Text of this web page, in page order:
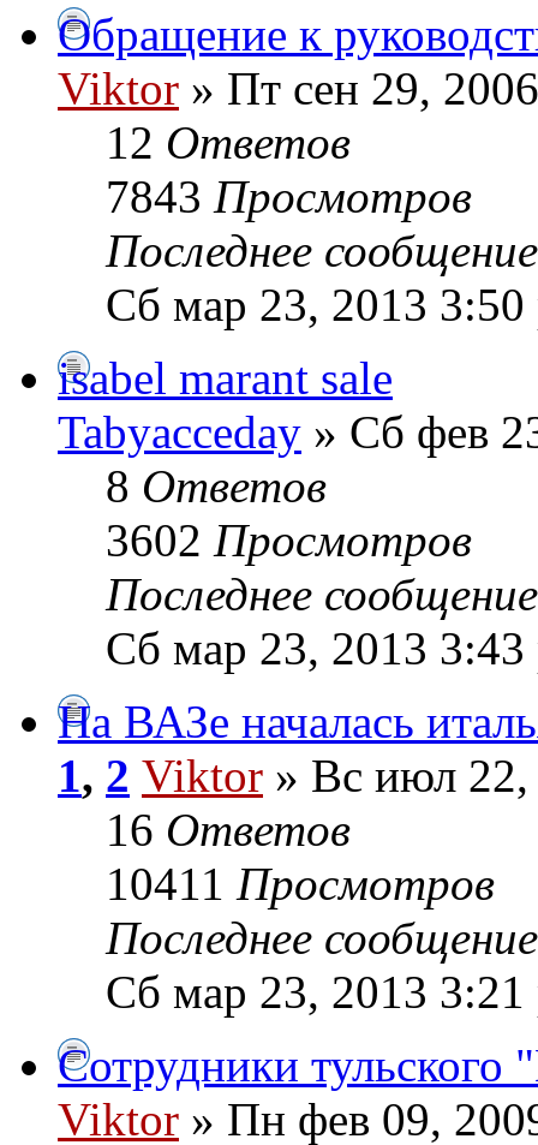
Обращение к
Viktor » Пт сен 29,
12 Ответов
7843 Просмотров
Последнее
Сб мар 23, 2013 3:50
isabel marant sale
Tabyacceday » Сб фев
8 Ответов
3602 Просмотров
Последнее
Сб мар 23, 2013 3:43
На ВАЗе началась
1, 2 Viktor » Вс июл 22,
16 Ответов
10411 Просмотров
Последнее
Сб мар 23, 2013 3:21
Сотрудники тульского
Viktor » Пн фев 09,